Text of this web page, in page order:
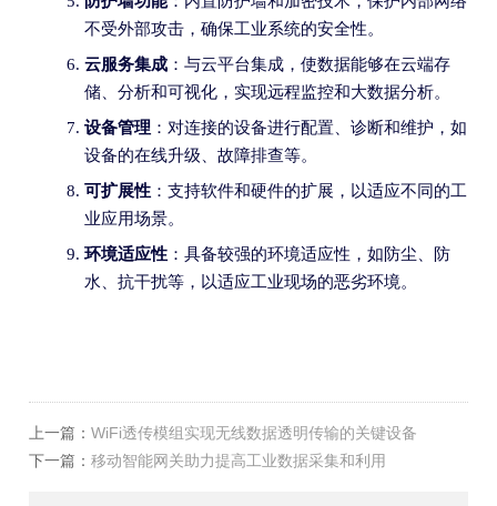
不受外部攻击，确保工业系统的安全性。
云服务集成 ：与云平台集成，使数据能够在云端存
储、分析和可视化，实现远程监控和大数据分析。
设备管理 ：对连接的设备进行配置、诊断和维护，如
设备的在线升级、故障排查等。
可扩展性 ：支持软件和硬件的扩展，以适应不同的工
业应用场景。
环境适应性 ：具备较强的环境适应性，如防尘、防
水、抗干扰等，以适应工业现场的恶劣环境。
上一篇： ​WiFi透传模组实现无线数据透明传输的关键设备
下一篇： 移动智能网关助力提高工业数据采集和利用